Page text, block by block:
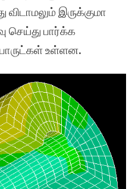
விடாமலும் இருக்குமா
செய்து பார்க்க
உள்ளன.